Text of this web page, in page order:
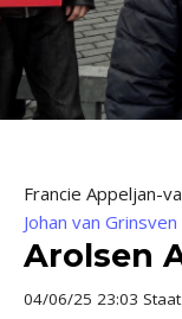
Francie Appeljan-
Johan van Grinsven
Arolsen
04/06/25 23:03